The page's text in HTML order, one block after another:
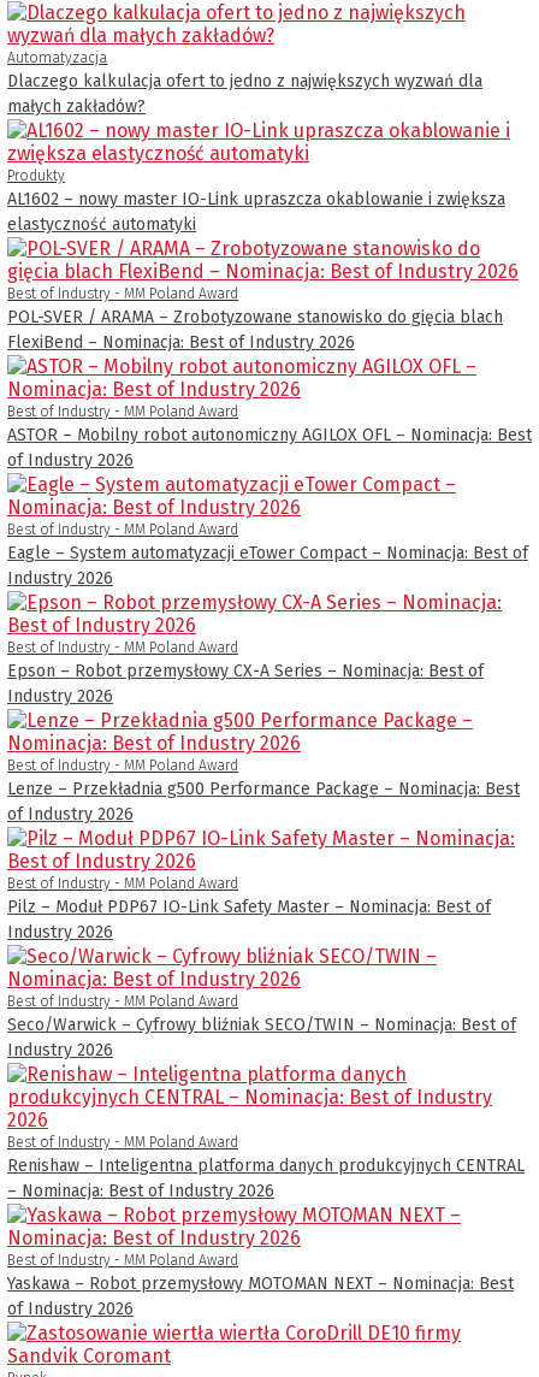
Automatyzacja
Dlaczego kalkulacja ofert to jedno z największych wyzwań dla
małych zakładów?
Produkty
AL1602 – nowy master IO-Link upraszcza okablowanie i zwiększa
elastyczność automatyki
Best of Industry - MM Poland Award
POL-SVER / ARAMA – Zrobotyzowane stanowisko do gięcia blach
FlexiBend – Nominacja: Best of Industry 2026
Best of Industry - MM Poland Award
ASTOR – Mobilny robot autonomiczny AGILOX OFL – Nominacja: Best
of Industry 2026
Best of Industry - MM Poland Award
Eagle – System automatyzacji eTower Compact – Nominacja: Best of
Industry 2026
Best of Industry - MM Poland Award
Epson – Robot przemysłowy CX-A Series – Nominacja: Best of
Industry 2026
Best of Industry - MM Poland Award
Lenze – Przekładnia g500 Performance Package – Nominacja: Best
of Industry 2026
Best of Industry - MM Poland Award
Pilz – Moduł PDP67 IO-Link Safety Master – Nominacja: Best of
Industry 2026
Best of Industry - MM Poland Award
Seco/Warwick – Cyfrowy bliźniak SECO/TWIN – Nominacja: Best of
Industry 2026
Best of Industry - MM Poland Award
Renishaw – Inteligentna platforma danych produkcyjnych CENTRAL
– Nominacja: Best of Industry 2026
Best of Industry - MM Poland Award
Yaskawa – Robot przemysłowy MOTOMAN NEXT – Nominacja: Best
of Industry 2026